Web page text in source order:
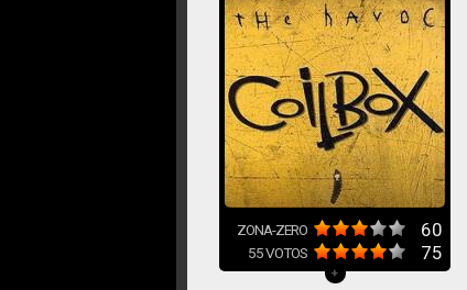
ZONA-ZERO 60
55VOTOS 75
+